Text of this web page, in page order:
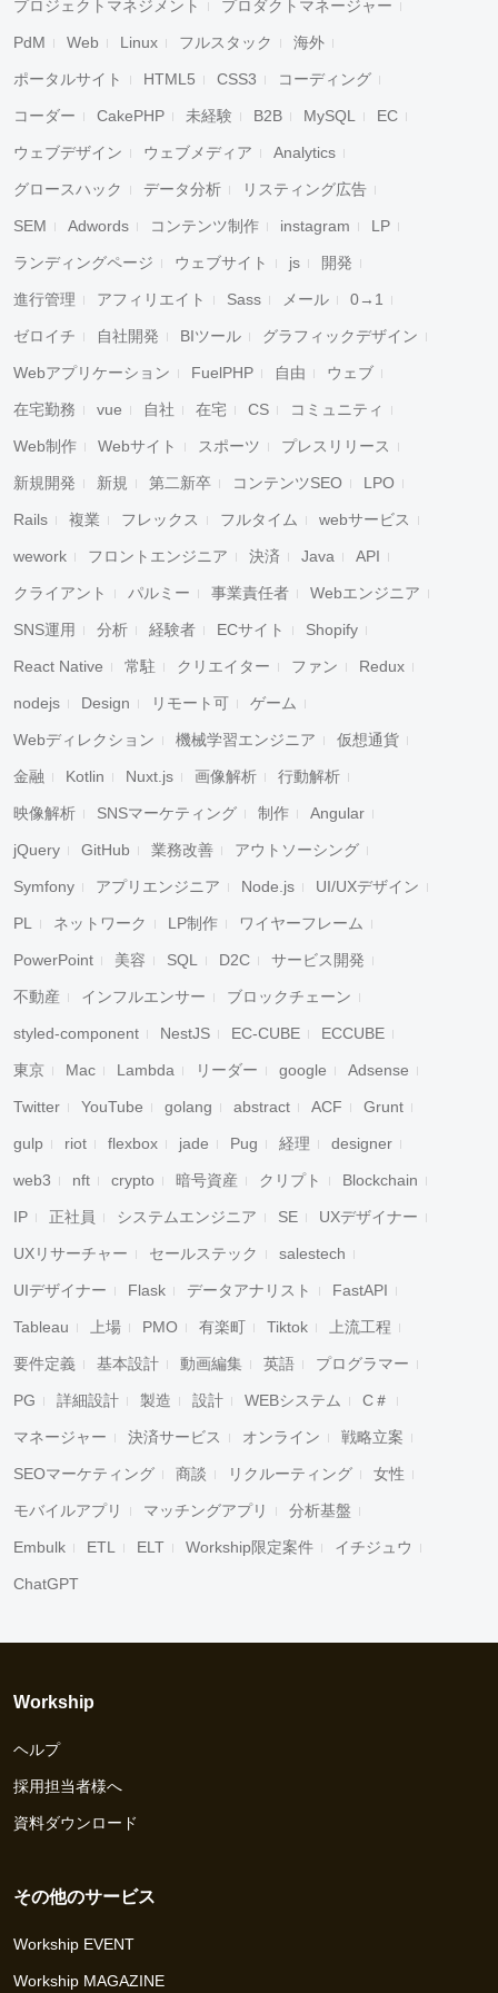
プロジェクトマネジメント プロダクトマネージャー
PdM Web Linux フルスタック 海外
ポータルサイト HTML5 CSS3 コーディング
コーダー CakePHP 未経験 B2B MySQL EC
ウェブデザイン ウェブメディア Analytics
グロースハック データ分析 リスティング広告
SEM Adwords コンテンツ制作 instagram LP
ランディングページ ウェブサイト js 開発
進行管理 アフィリエイト Sass メール 0→1
ゼロイチ 自社開発 BIツール グラフィックデザイン
Webアプリケーション FuelPHP 自由 ウェブ
在宅勤務 vue 自社 在宅 CS コミュニティ
Web制作 Webサイト スポーツ プレスリリース
新規開発 新規 第二新卒 コンテンツSEO LPO
Rails 複業 フレックス フルタイム webサービス
wework フロントエンジニア 決済 Java API
クライアント パルミー 事業責任者 Webエンジニア
SNS運用 分析 経験者 ECサイト Shopify
React Native 常駐 クリエイター ファン Redux
nodejs Design リモート可 ゲーム
Webディレクション 機械学習エンジニア 仮想通貨
金融 Kotlin Nuxt.js 画像解析 行動解析
映像解析 SNSマーケティング 制作 Angular
jQuery GitHub 業務改善 アウトソーシング
Symfony アプリエンジニア Node.js UI/UXデザイン
PL ネットワーク LP制作 ワイヤーフレーム
PowerPoint 美容 SQL D2C サービス開発
不動産 インフルエンサー ブロックチェーン
styled-component NestJS EC-CUBE ECCUBE
東京 Mac Lambda リーダー google Adsense
Twitter YouTube golang abstract ACF Grunt
gulp riot flexbox jade Pug 経理 designer
web3 nft crypto 暗号資産 クリプト Blockchain
IP 正社員 システムエンジニア SE UXデザイナー
UXリサーチャー セールステック salestech
UIデザイナー Flask データアナリスト FastAPI
Tableau 上場 PMO 有楽町 Tiktok 上流工程
要件定義 基本設計 動画編集 英語 プログラマー
PG 詳細設計 製造 設計 WEBシステム C＃
マネージャー 決済サービス オンライン 戦略立案
SEOマーケティング 商談 リクルーティング 女性
モバイルアプリ マッチングアプリ 分析基盤
Embulk ETL ELT Workship限定案件 イチジュウ
ChatGPT
Workship
ヘルプ
採用担当者様へ
資料ダウンロード
その他のサービス
Workship EVENT
Workship MAGAZINE